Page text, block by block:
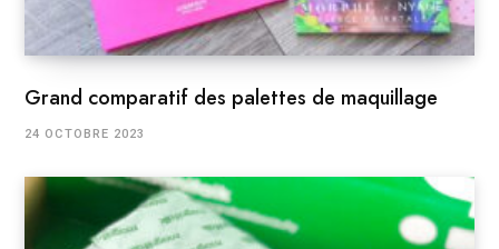
Grand comparatif des palettes de maquillage
24 OCTOBRE 2023